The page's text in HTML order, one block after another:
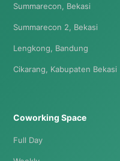
Summarecon, Bekasi
Summarecon 2, Bekasi
Lengkong, Bandung
Cikarang, Kabupaten Bekasi
Coworking Space
Full Day